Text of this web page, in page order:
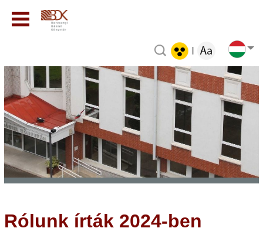
Rólunk írták 2024-ben